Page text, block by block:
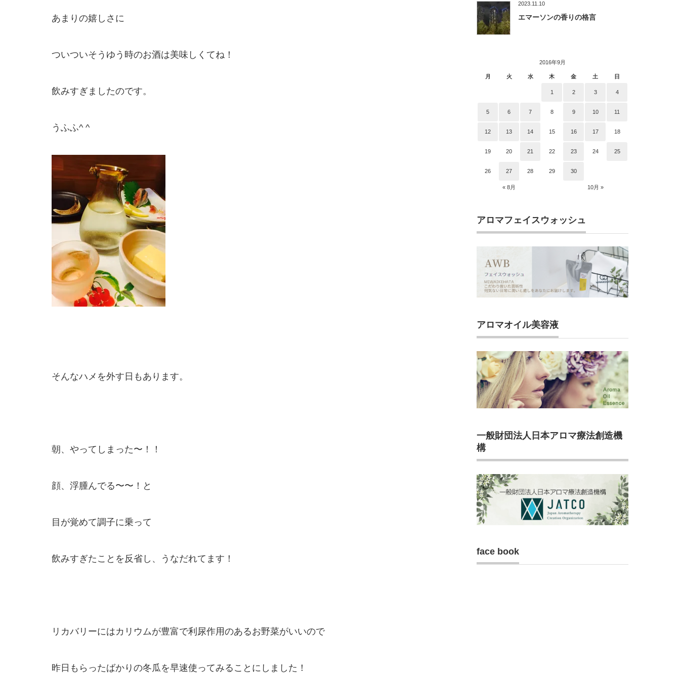
あまりの嬉しさに
ついついそうゆう時のお酒は美味しくてね！
飲みすぎましたのです。
うふふ^ ^
そんなハメを外す日もあります。
朝、やってしまった〜！！
顔、浮腫んでる〜〜！と
目が覚めて調子に乗って
飲みすぎたことを反省し、うなだれてます！
リカバリーにはカリウムが豊富で利尿作用のあるお野菜がいいので
昨日もらったばかりの冬瓜を早速使ってみることにしました！
2023.11.10
エマーソンの香りの格言
2016年9月
月 火 水 木 金 土 日
« 8月 10月 »
1 2 3 4
5 6 7 8 9 10 11
12 13 14 15 16 17 18
19 20 21 22 23 24 25
26 27 28 29 30
アロマフェイスウォッシュ
アロマオイル美容液
一般財団法人日本アロマ療法創造機
構
face book